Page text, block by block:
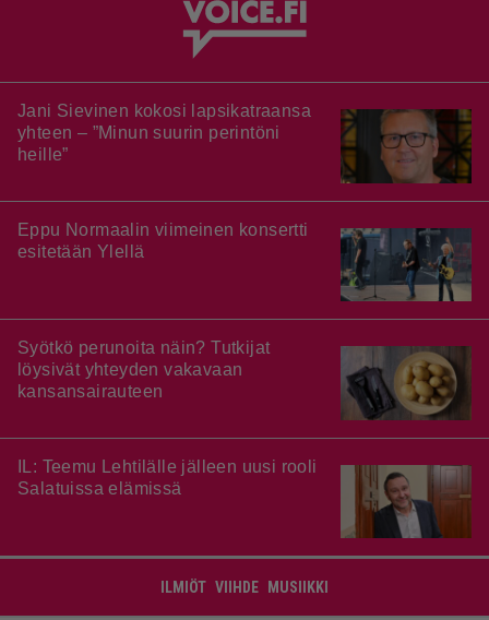
Jani Sievinen kokosi lapsikatraansa
yhteen – ”Minun suurin perintöni
heille”
Eppu Normaalin viimeinen konsertti
esitetään Ylellä
Syötkö perunoita näin? Tutkijat
löysivät yhteyden vakavaan
kansansairauteen
IL: Teemu Lehtilälle jälleen uusi rooli
Salatuissa elämissä
ILMIÖT VIIHDE MUSIIKKI